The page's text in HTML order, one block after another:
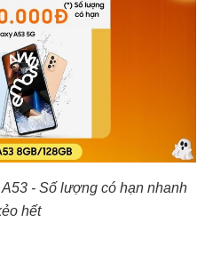
- Số lượng có hạn nhanh
hết